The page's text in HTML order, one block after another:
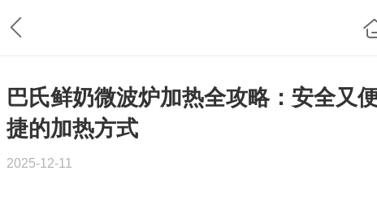
巴氏鲜奶微波炉加热全攻略：安全又
捷的加热方式
2025-12-11